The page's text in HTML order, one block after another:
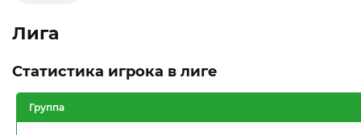
Лига
Статистика игрока в лиге
Группа